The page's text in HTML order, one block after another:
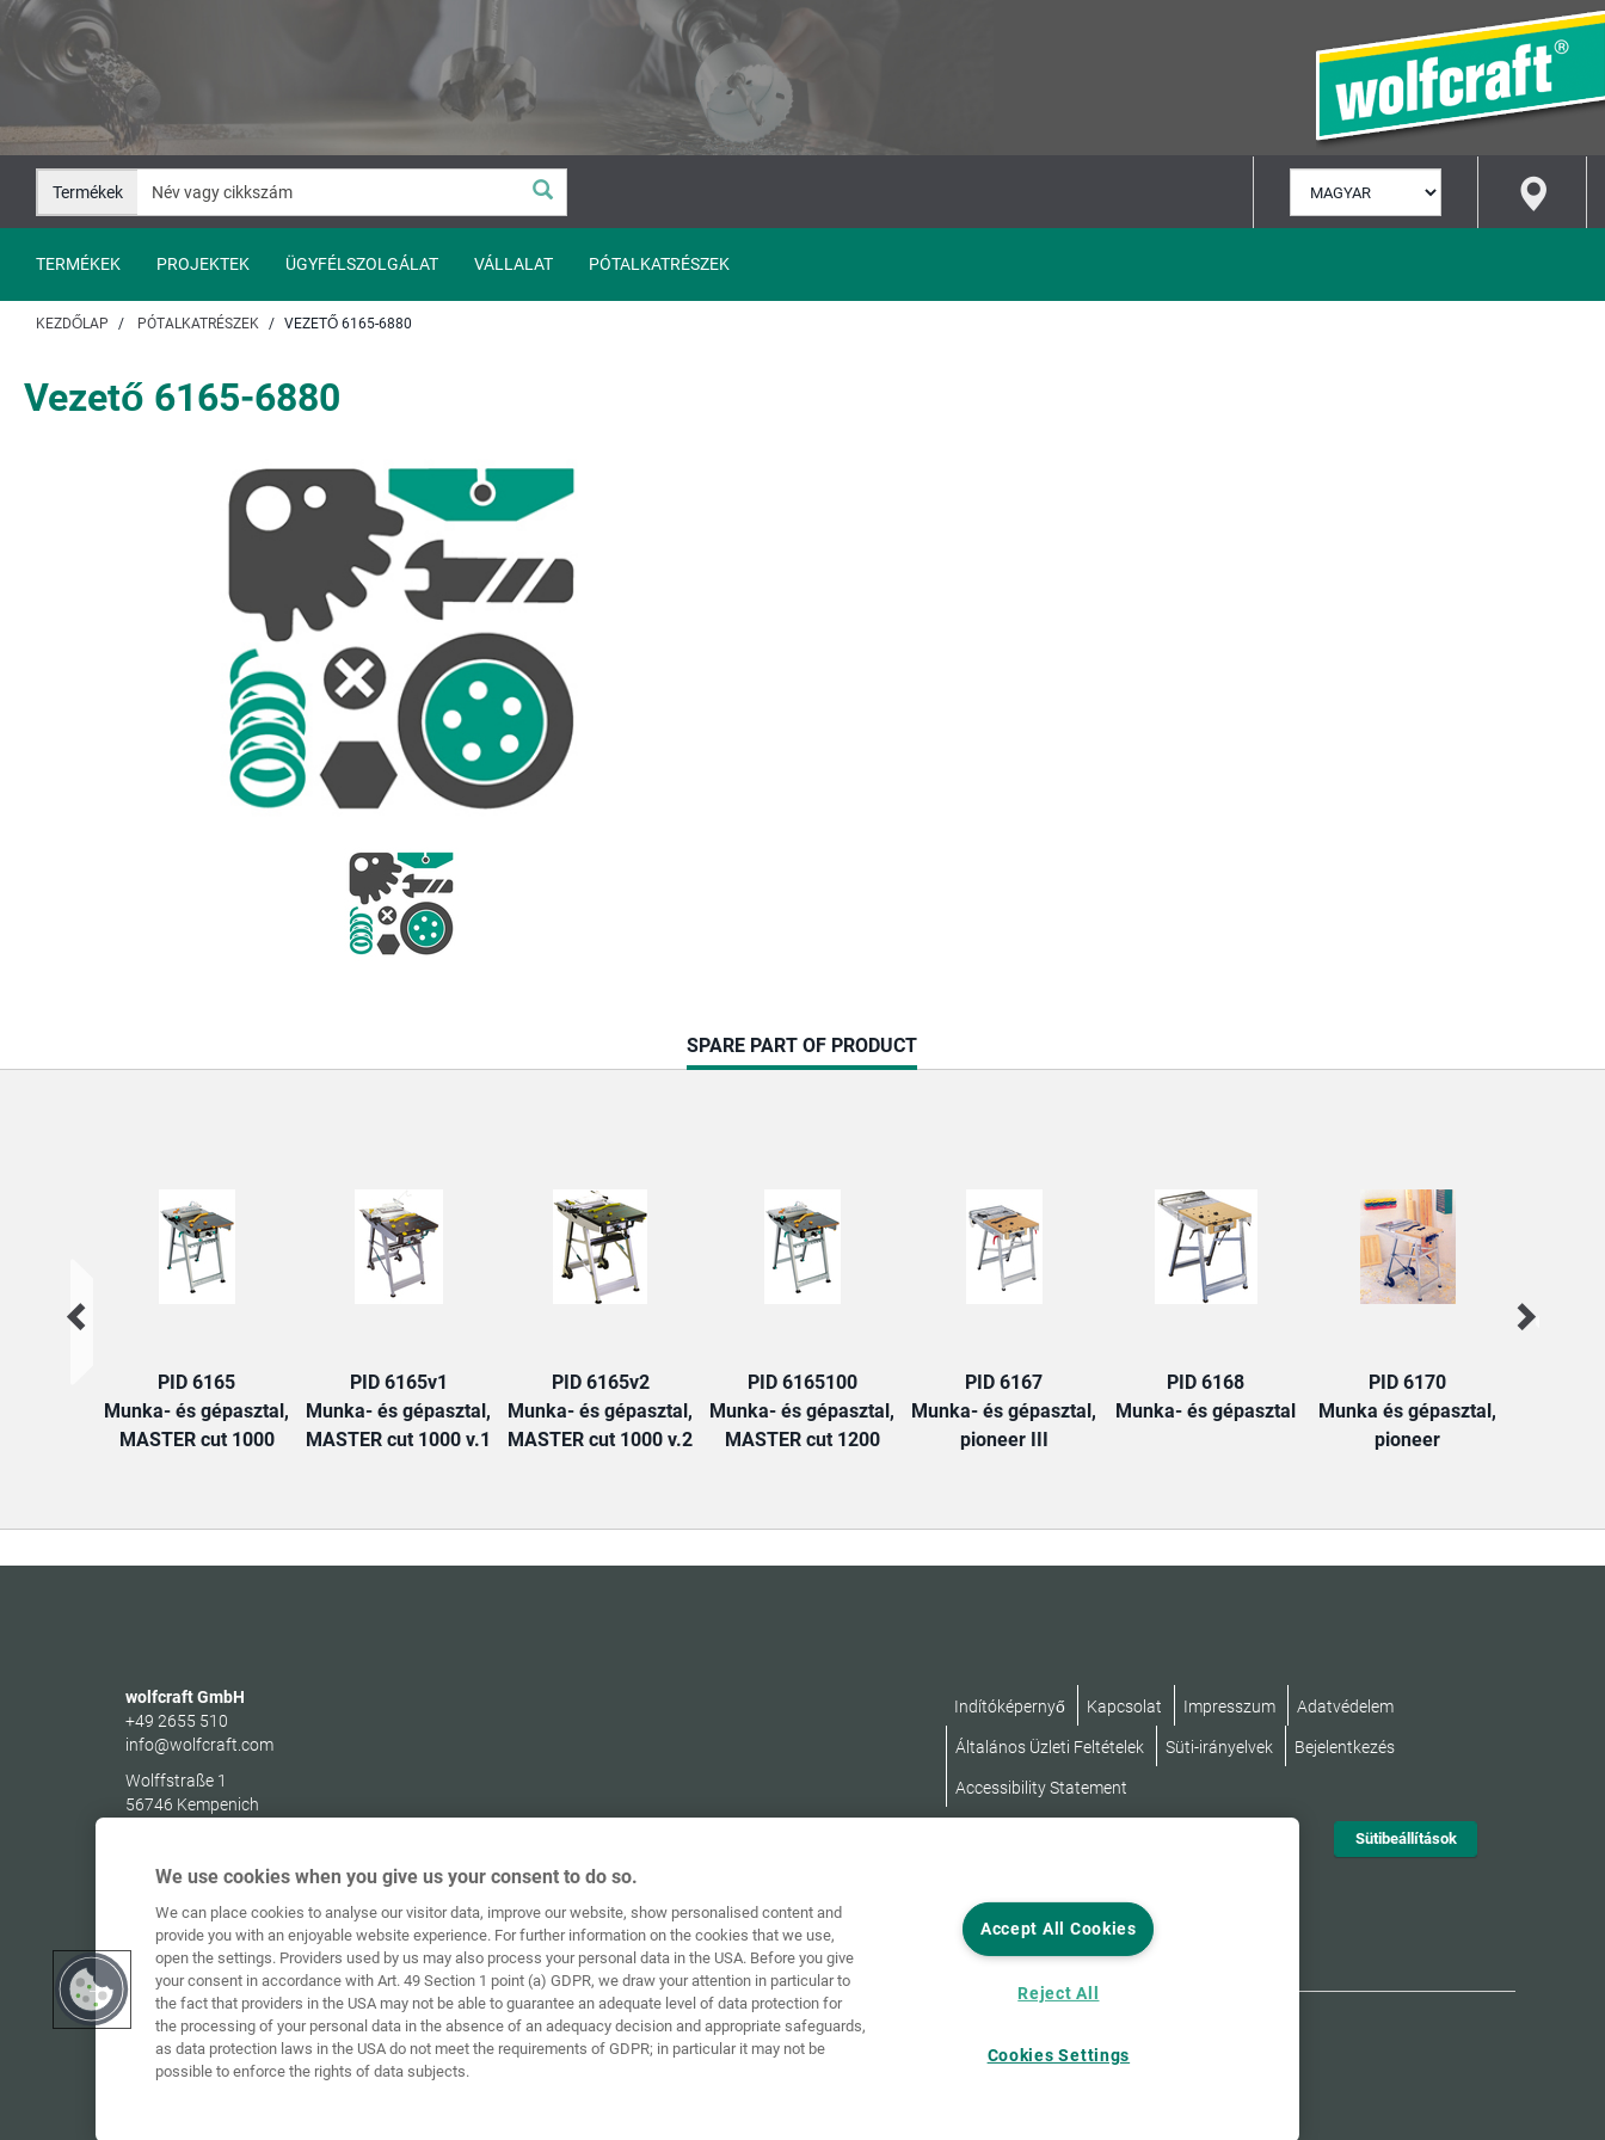
Ugrás
tartalomhoz
Ugrás
navigációhoz
Termékek
KIVÁLASZTÁSA
TERMÉKEK PROJEKTEK ÜGYFÉLSZOLGÁLAT VÁLLALAT PÓTALKATRÉSZEK
KEZDŐLAP PÓTALKATRÉSZEK VEZETŐ 6165-6880
Vezető 6165-6880
CURRENT
TAB:
SPARE PART OF PRODUCT
PID 6165
Munka- és gépasztal,
MASTER cut 1000
PID 6165v1
Munka- és gépasztal,
MASTER cut 1000 v.1
PID 6165v2
Munka- és gépasztal,
MASTER cut 1000 v.2
PID 6165100
Munka- és gépasztal,
MASTER cut 1200
PID 6167
Munka- és gépasztal,
pioneer III
PID 6168
Munka- és gépasztal
PID 6170
Munka és gépasztal,
pioneer
wolfcraft GmbH
+49 2655 510
info@wolfcraft.com
Wolffstraße 1
56746 Kempenich
Indítóképernyő Kapcsolat Impresszum Adatvédelem
Általános Üzleti Feltételek Süti-irányelvek Bejelentkezés
Accessibility Statement
Sütibeállítások
We use cookies when you give us your consent to do so.
We can place cookies to analyse our visitor data, improve our website, show personalised content and
provide you with an enjoyable website experience. For further information on the cookies that we use,
open the settings. Providers used by us may also process your personal data in the USA. Before you give
your consent in accordance with Art. 49 Section 1 point (a) GDPR, we draw your attention in particular to
the fact that providers in the USA may not be able to guarantee an adequate level of data protection for
the processing of your personal data in the absence of an adequacy decision and appropriate safeguards,
as data protection laws in the USA do not meet the requirements of GDPR; in particular it may not be
possible to enforce the rights of data subjects.
Accept All Cookies
Reject All
Cookies Settings